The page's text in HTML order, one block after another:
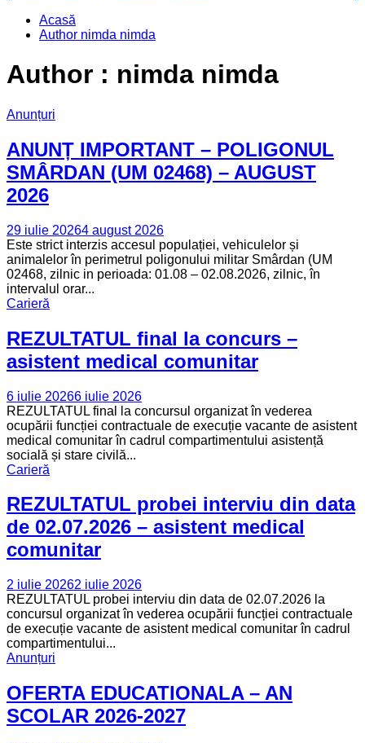
Acasă
Author nimda nimda
Author : nimda nimda
Anunțuri
ANUNȚ IMPORTANT – POLIGONUL
SMÂRDAN (UM 02468) – AUGUST
2026
29 iulie 20264 august 2026
Este strict interzis accesul populației, vehiculelor și
animalelor în perimetrul poligonului militar Smârdan (UM
02468, zilnic in perioada: 01.08 – 02.08.2026, zilnic, în
intervalul orar...
Carieră
REZULTATUL final la concurs –
asistent medical comunitar
6 iulie 20266 iulie 2026
REZULTATUL final la concursul organizat în vederea
ocupării funcției contractuale de execuție vacante de asistent
medical comunitar în cadrul compartimentului asistență
socială și stare civilă...
Carieră
REZULTATUL probei interviu din data
de 02.07.2026 – asistent medical
comunitar
2 iulie 20262 iulie 2026
REZULTATUL probei interviu din data de 02.07.2026 la
concursul organizat în vederea ocupării funcției contractuale
de execuție vacante de asistent medical comunitar în cadrul
compartimentului...
Anunțuri
OFERTA EDUCATIONALA – AN
SCOLAR 2026-2027